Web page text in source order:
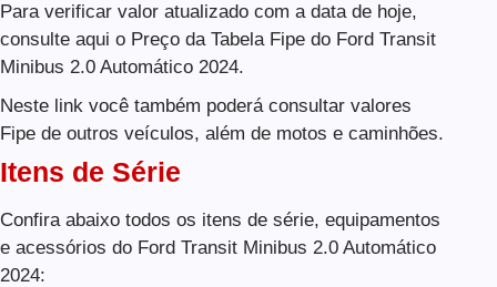
Para verificar valor atualizado com a data de hoje,
consulte aqui o Preço da Tabela Fipe do Ford Transit
Minibus 2.0 Automático 2024.
Neste link você também poderá consultar valores
Fipe de outros veículos, além de motos e caminhões.
Itens de Série
Confira abaixo todos os itens de série, equipamentos
e acessórios do Ford Transit Minibus 2.0 Automático
2024: